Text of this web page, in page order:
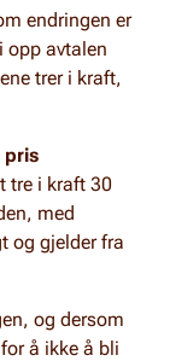
endringen er
opp avtalen
trer i kraft,
pris
tre i kraft 30
med
og gjelder fra
og dersom
å ikke å bli